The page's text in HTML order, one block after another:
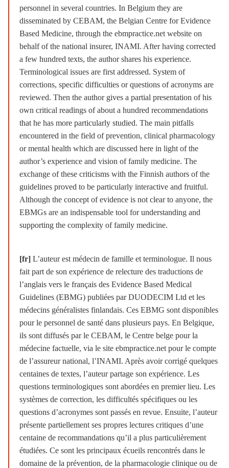
personnel in several countries. In Belgium they are
disseminated by CEBAM, the Belgian Centre for Evidence
Based Medicine, through the ebmpractice.net website on
behalf of the national insurer, INAMI. After having corrected
a few hundred texts, the author shares his experience.
Terminological issues are first addressed. System of
corrections, specific difficulties or questions of acronyms are
reviewed. Then the author gives a partial presentation of his
own critical readings of about a hundred recommendations
that he has more particularly studied. The main pitfalls
encountered in the field of prevention, clinical pharmacology
or mental health which are discussed here in light of the
author’s experience and vision of family medicine. The
exchange of these criticisms with the Finnish authors of the
guidelines proved to be particularly interactive and fruitful.
Although the concept of evidence is not clear to anyone, the
EBMGs are an indispensable tool for understanding and
supporting the complexity of family medicine.
[fr] L’auteur est médecin de famille et terminologue. Il nous
fait part de son expérience de relecture des traductions de
l’anglais vers le français des Evidence Based Medical
Guidelines (EBMG) publiées par DUODECIM Ltd et les
médecins généralistes finlandais. Ces EBMG sont disponibles
pour le personnel de santé dans plusieurs pays. En Belgique,
ils sont diffusés par le CEBAM, le Centre belge pour la
médecine factuelle, via le site ebmpractice.net pour le compte
de l’assureur national, l’INAMI. Après avoir corrigé quelques
centaines de textes, l’auteur partage son expérience. Les
questions terminologiques sont abordées en premier lieu. Les
systèmes de correction, les difficultés spécifiques ou les
questions d’acronymes sont passés en revue. Ensuite, l’auteur
présente partiellement ses propres lectures critiques d’une
centaine de recommandations qu’il a plus particulièrement
étudiées. Ce sont les principaux écueils rencontrés dans le
domaine de la prévention, de la pharmacologie clinique ou de